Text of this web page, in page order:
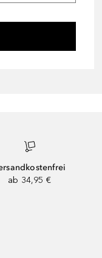
ab 34,95 €